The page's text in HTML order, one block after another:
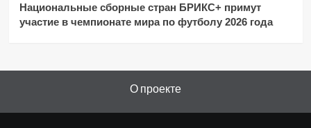
Национальные сборные стран БРИКС+ примут
участие в чемпионате мира по футболу 2026 года
О проекте